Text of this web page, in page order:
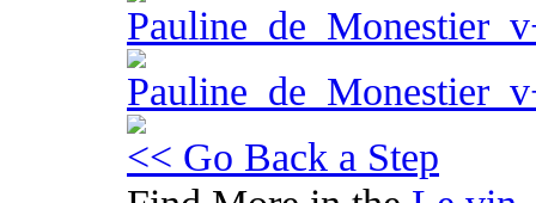
<< Go Back a Step